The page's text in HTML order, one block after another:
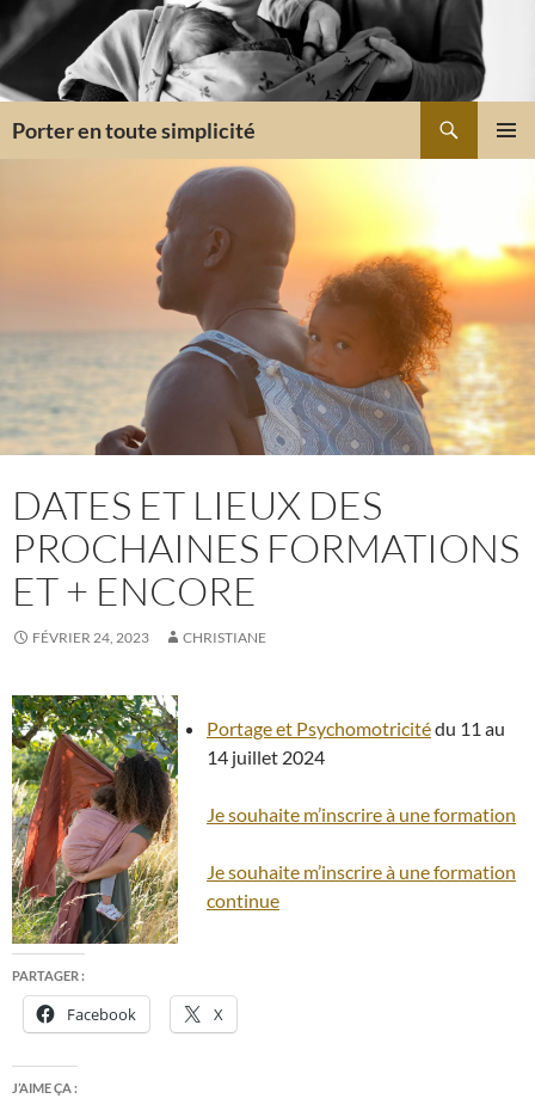
Aller
au
contenu
Porter en toute simplicité
DATES ET LIEUX DES
PROCHAINES FORMATIONS
ET + ENCORE
FÉVRIER 24, 2023 CHRISTIANE
Portage et Psychomotricitédu 11 au
14 juillet 2024
Je souhaite m’inscrire à une formation
Je souhaite m’inscrire à une formation
continue
PARTAGER :
Facebook X
J’AIME ÇA :